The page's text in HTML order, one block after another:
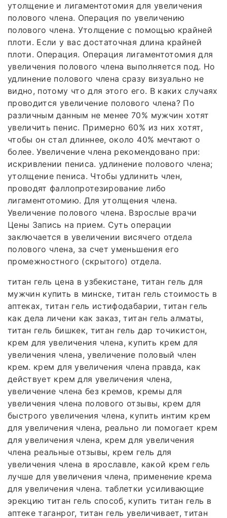
утолщение и лигаментотомия для увеличения
полового члена. Операция по увеличению
полового члена. Утолщение с помощью крайней
плоти. Если у вас достаточная длина крайней
плоти. Операция. Операция лигаментотомия для
увеличения полового члена выполняется под. Но
удлинение полового члена сразу визуально не
видно, потому что для этого его. В каких случаях
проводится увеличение полового члена? По
различным данным не менее 70% мужчин хотят
увеличить пенис. Примерно 60% из них хотят,
чтобы он стал длиннее, около 40% мечтают о
более. Увеличение члена рекомендовано при:
искривлении пениса. удлинение полового члена;
утолщение пениса. Чтобы удлинить член,
проводят фаллопротезирование либо
лигаментотомию. Для утолщения члена.
Увеличение полового члена. Взрослые врачи
Цены Запись на прием. Суть операции
заключается в увеличении висячего отдела
полового члена, за счет уменьшения его
промежностного (скрытого) отдела.
титан гель цена в узбекистане, титан гель для
мужчин купить в минске, титан гель стоимость в
аптеках, титан гель истифодабарии, титан гель
как дела личени как заказ, титан гель алматы,
титан гель бишкек, титан гель дар точикистон,
крем для увеличения члена, купить крем для
увеличения члена, увеличение половый член
крем. крем для увеличения члена правда, как
действует крем для увеличения члена,
увеличение члена без кремов, кремы для
увеличения члена полового отзывы, крем для
быстрого увеличения члена, купить интим крем
для увеличения члена, реально ли помогает крем
для увеличения члена, крем для увеличения
члена реальные отзывы, крем гель для
увеличения члена в ярославле, какой крем гель
лучше для увеличения члена, применение крема
для увеличения члена. таблетки усиливающие
эрекцию титан гель способ, купить титан гель в
аптеке таганрог, титан гель увеличивает, титан